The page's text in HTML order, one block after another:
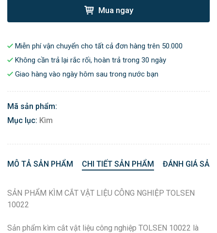
Mua ngay
Miễn phí vận chuyển cho tất cả đơn hàng trên 50.000
Không cần trả lại rắc rối, hoàn trả trong 30 ngày
Giao hàng vào ngày hôm sau trong nước bạn
Mã sản phẩm:
Mục lục: Kìm
MÔ TẢ SẢN PHẨM CHI TIẾT SẢN PHẨM ĐÁNH GIÁ
SẢN PHẨM KÌM CẮT VẬT LIỆU CÔNG NGHIỆP TOLSEN
10022
Sản phẩm kìm cắt vật liệu công nghiệp TOLSEN 10022 là